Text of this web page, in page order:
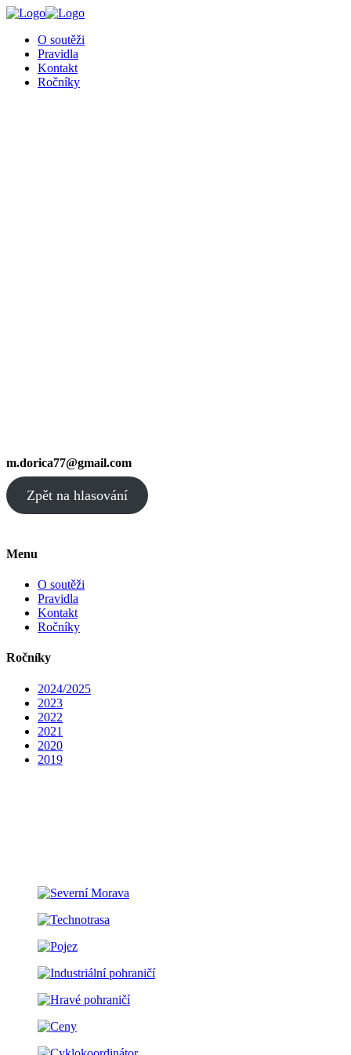
O soutěži
Pravidla
Kontakt
Ročníky
m.dorica77@gmail.com
Zpět na hlasování
Menu
O soutěži
Pravidla
Kontakt
Ročníky
Ročníky
2024/2025
2023
2022
2021
2020
2019